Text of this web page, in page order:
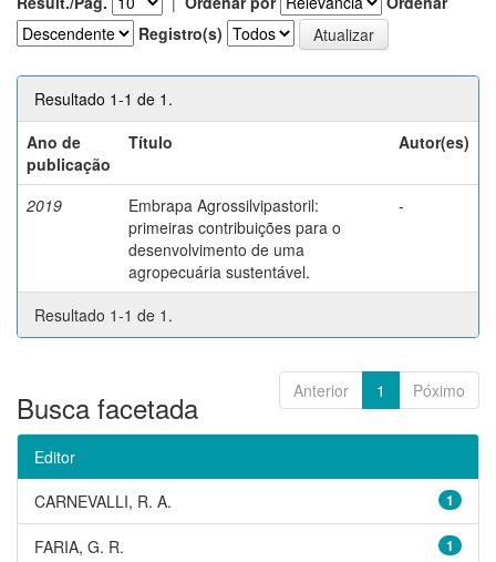
Registro(s)
Resultado 1-1 de 1.
Ano de
publicação
Título Autor(es)
2019
Embrapa Agrossilvipastoril:
primeiras contribuições para o
desenvolvimento de uma
agropecuária sustentável.
-
Resultado 1-1 de 1.
Anterior 1 Póximo
Busca facetada
Editor
1
CARNEVALLI, R. A.
1
FARIA, G. R.